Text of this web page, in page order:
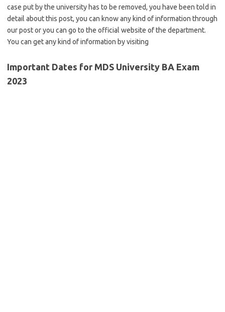
case put by the university has to be removed, you have been told in
detail about this post, you can know any kind of information through
our post or you can go to the official website of the department.
You can get any kind of information by visiting
Important Dates for MDS University BA Exam
2023